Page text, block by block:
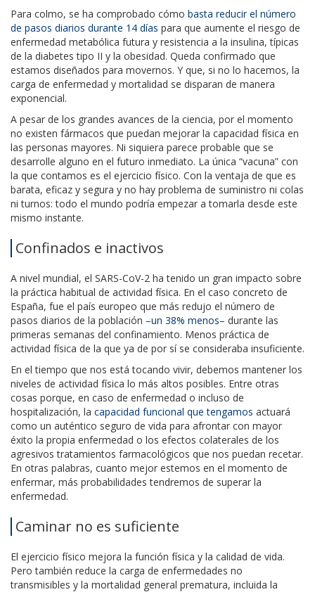
Para colmo, se ha comprobado cómo basta reducir el número
de pasos diarios durante 14 días para que aumente el riesgo de
enfermedad metabólica futura y resistencia a la insulina, típicas
de la diabetes tipo II y la obesidad. Queda confirmado que
estamos diseñados para movernos. Y que, si no lo hacemos, la
carga de enfermedad y mortalidad se disparan de manera
exponencial.
A pesar de los grandes avances de la ciencia, por el momento
no existen fármacos que puedan mejorar la capacidad física en
las personas mayores. Ni siquiera parece probable que se
desarrolle alguno en el futuro inmediato. La única “vacuna” con
la que contamos es el ejercicio físico. Con la ventaja de que es
barata, eficaz y segura y no hay problema de suministro ni colas
ni turnos: todo el mundo podría empezar a tomarla desde este
mismo instante.
Confinados e inactivos
A nivel mundial, el SARS-CoV-2 ha tenido un gran impacto sobre
la práctica habitual de actividad física. En el caso concreto de
España, fue el país europeo que más redujo el número de
pasos diarios de la población –un 38% menos– durante las
primeras semanas del confinamiento. Menos práctica de
actividad física de la que ya de por sí se consideraba insuficiente.
En el tiempo que nos está tocando vivir, debemos mantener los
niveles de actividad física lo más altos posibles. Entre otras
cosas porque, en caso de enfermedad o incluso de
hospitalización, la capacidad funcional que tengamos actuará
como un auténtico seguro de vida para afrontar con mayor
éxito la propia enfermedad o los efectos colaterales de los
agresivos tratamientos farmacológicos que nos puedan recetar.
En otras palabras, cuanto mejor estemos en el momento de
enfermar, más probabilidades tendremos de superar la
enfermedad.
Caminar no es suficiente
El ejercicio físico mejora la función física y la calidad de vida.
Pero también reduce la carga de enfermedades no
transmisibles y la mortalidad general prematura, incluida la